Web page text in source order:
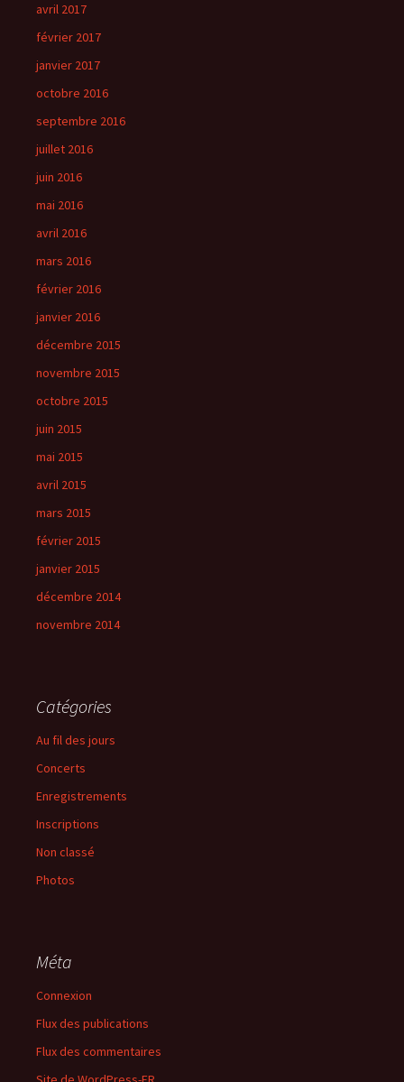
avril 2017
février 2017
janvier 2017
octobre 2016
septembre 2016
juillet 2016
juin 2016
mai 2016
avril 2016
mars 2016
février 2016
janvier 2016
décembre 2015
novembre 2015
octobre 2015
juin 2015
mai 2015
avril 2015
mars 2015
février 2015
janvier 2015
décembre 2014
novembre 2014
Catégories
Au fil des jours
Concerts
Enregistrements
Inscriptions
Non classé
Photos
Méta
Connexion
Flux des publications
Flux des commentaires